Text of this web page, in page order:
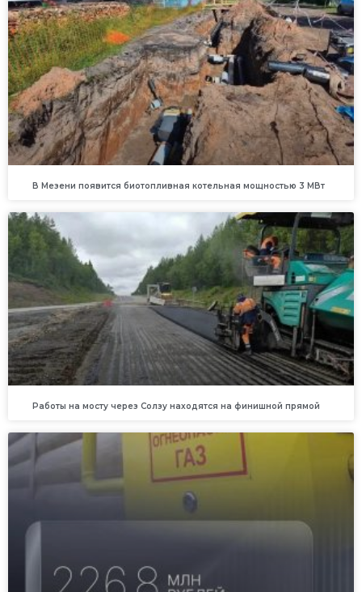
В Мезени появится биотопливная котельная мощностью 3 МВт
Работы на мосту через Солзу находятся на финишной прямой